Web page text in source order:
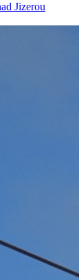
Jizerou